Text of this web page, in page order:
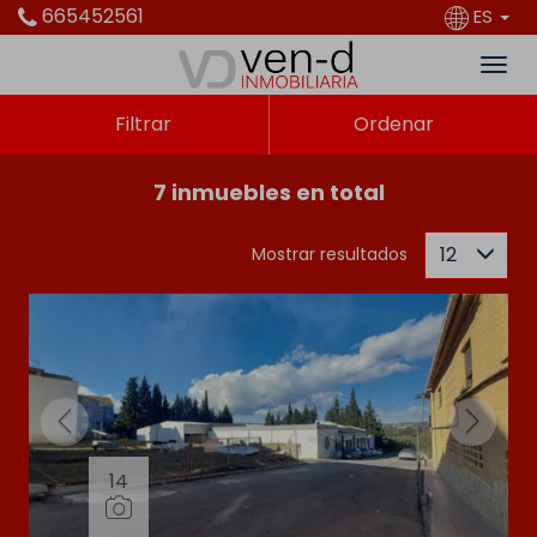
665452561 ES
Filtrar Ordenar
7 inmuebles en total
Mostrar resultados 12
14